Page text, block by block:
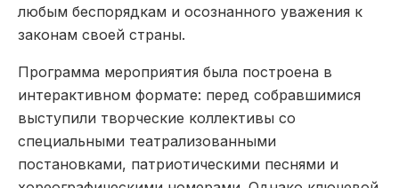
любым беспорядкам и осознанного уважения к
законам своей страны.
Программа мероприятия была построена в
интерактивном формате: перед собравшимися
выступили творческие коллективы со
специальными театрализованными
постановками, патриотическими песнями и